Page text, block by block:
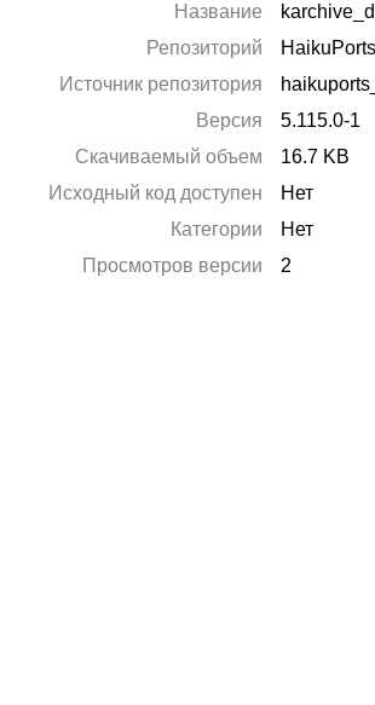
Название
Репозиторий
HaikuPorts
Источник репозитория
Версия
5.115.0-1
Скачиваемый объем
16.7 KB
Исходный код доступен
Нет
Категории
Нет
Просмотров версии
2